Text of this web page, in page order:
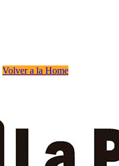
Volver a la Home